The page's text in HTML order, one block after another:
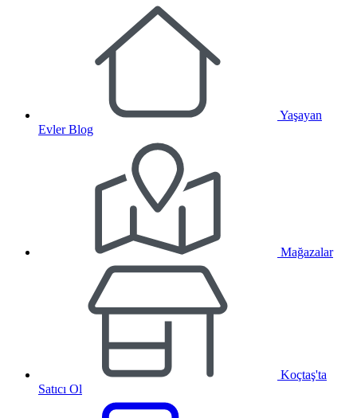
Yaşayan
Evler Blog
Mağazalar
Koçtaş'ta
Satıcı Ol